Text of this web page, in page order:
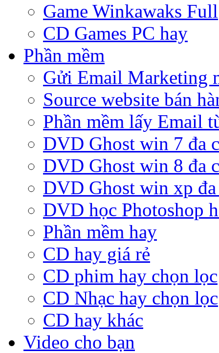
Game Winkawaks Full
CD Games PC hay
Phần mềm
Gửi Email Marketing
Source website bán
Phần mềm lấy Email
DVD Ghost win 7 đa
DVD Ghost win 8 đa
DVD Ghost win xp
DVD học Photoshop
Phần mềm hay
CD hay giá rẻ
CD phim hay chọn lọc
CD Nhạc hay chọn lọc
CD hay khác
Video cho bạn